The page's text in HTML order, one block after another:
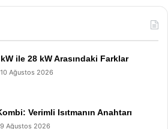
ile 28 kW Arasındaki Farklar
10 Ağustos 2026
Verimli Isıtmanın Anahtarı
9 Ağustos 2026